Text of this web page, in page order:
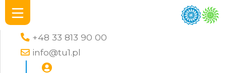
+48 33 813 90 00
info@tu1.pl